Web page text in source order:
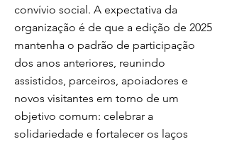
convívio social. A expectativa da
organização é de que a edição de 2025
mantenha o padrão de participação
dos anos anteriores, reunindo
assistidos, parceiros, apoiadores e
novos visitantes em torno de um
objetivo comum: celebrar a
solidariedade e fortalecer os laços